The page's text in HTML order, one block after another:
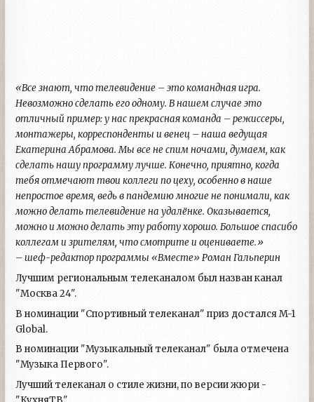
«Все знают, что телевидение – это командная игра.
Невозможно сделать его одному. В нашем случае это
отличный пример: у нас прекрасная команда – режиссеры,
монтажеры, корреспонденты и венец – наша ведущая
Екатерина Абрамова. Мы все не спим ночами, думаем, как
сделать нашу программу лучше. Конечно, приятно, когда
тебя отмечают твои коллеги по цеху, особенно в наше
непростое время, ведь в пандемию многие не понимали, как
можно делать телевидение на удалёнке. Оказывается,
можно и можно делать эту работу хорошо. Большое спасибо
коллегам и зрителям, что смотрите и оцениваете.»
– шеф-редактор программы «Вместе» Роман Гальперин
Лучшим региональным телеканалом был назван канал
"Москва 24".
В номинации "Спортивный телеканал" приз достался M-1
Global.
В номинации "Музыкальный телеканал" была отмечена
"Музыка Первого".
Лучший телеканал о стиле жизни, по версии жюри -